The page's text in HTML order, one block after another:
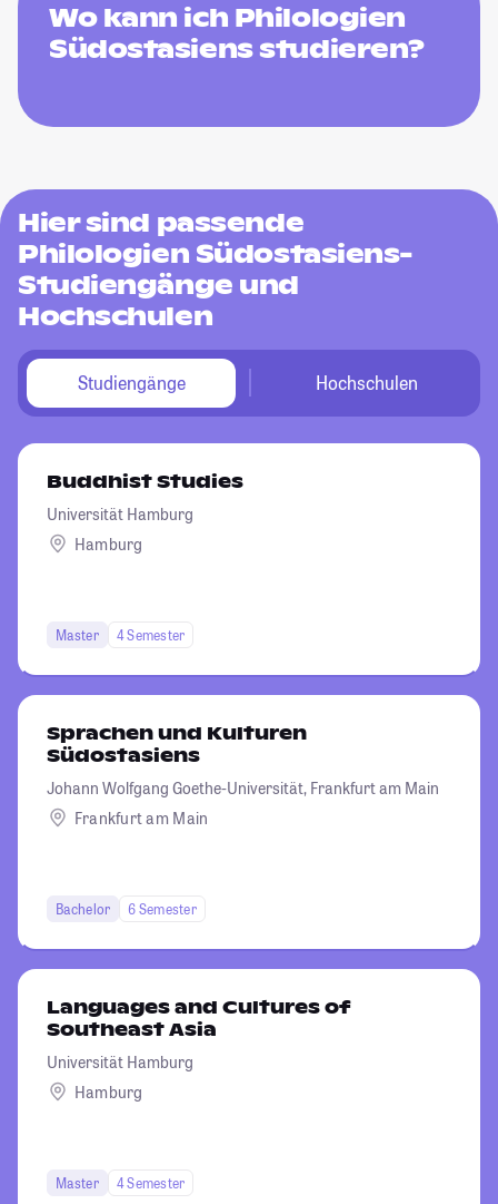
Wo kann ich Philologien
Südostasiens studieren?
Hier sind passende
Philologien Südostasiens-
Studiengänge und
Hochschulen
Studiengänge Hochschulen
Buddhist Studies
Universität Hamburg
Hamburg
Master 4 Semester
Sprachen und Kulturen
Südostasiens
Johann Wolfgang Goethe-Universität, Frankfurt am Main
Frankfurt am Main
Bachelor 6 Semester
Languages and Cultures of
Southeast Asia
Universität Hamburg
Hamburg
Master 4 Semester